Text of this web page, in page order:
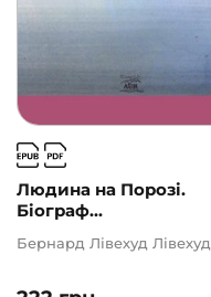
Людина на Порозі.
Біограф...
Бернард Лівехуд Лівехуд